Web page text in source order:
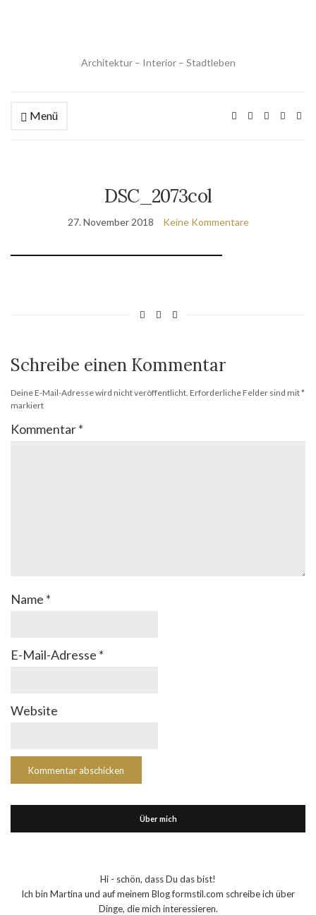
Architektur – Interior – Stadtleben
Menü
DSC_2073col
27. November 2018 Keine Kommentare
Schreibe einen Kommentar
Deine E-Mail-Adresse wird nicht veröffentlicht. Erforderliche Felder sind mit*
markiert
Kommentar*
Name *
E-Mail-Adresse *
Website
Über mich
Hi - schön, dass Du das bist!
Ich bin Martina und auf meinem Blog formstil.com schreibe ich über
Dinge, die mich interessieren.